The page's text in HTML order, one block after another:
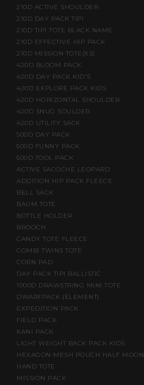
210D ACTIVE SHOULDER
210D DAY PACK TIPI
210D TIPI TOTE BLACK NAME
210D EFFECTIVE HIP PACK
210D MISSION TOTE(XS)
420D BLOOM PACK
420D DAY PACK KID'S
420D EXPLORE PACK KIDS
420D HORIZONTAL SHOULDER
420D SNUG SOULDER
420D UTILITY SACK
500D DAY PACK
500D FUNNY PACK
500D TOOL PACK
ACTIVE SACOCHE LEOPARD
ADDITION HIP PACK FLEECE
BELL SACK
BAUM TOTE
BOTTLE HOLDER
BROOCH
CANDY TOTE FLEECE
COMBI TWINS TOTE
CORN PAD
DAY PACK TIPI BALLISTIC
1000D DRAWSTRING MINI TOTE
DWARFPACK (ELEMENT)
EXPEDITION PACK
FIELD PACK
KANI PACK
LIGHT WEIGHT BACK PACK KIDS
HEXAGON MESH POUCH HALF MOON
HAND TOTE
MISSION PACK